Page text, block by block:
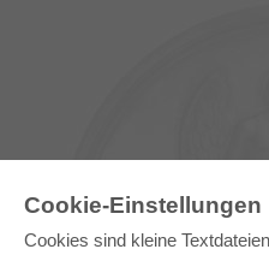
Cookie-Einstellungen
Cookies sind kleine